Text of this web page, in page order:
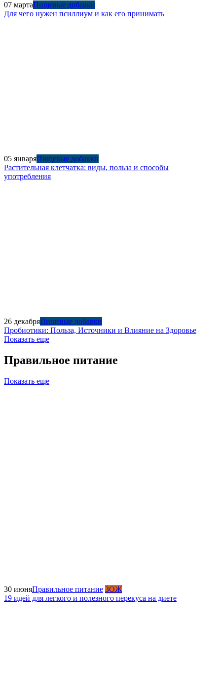
07 мартаПищевые добавки
Для чего нужен псиллиум и как его принимать
05 январяПищевые добавки
Растительная клетчатка: виды, польза и способы
употребления
26 декабряПищевые добавки
Пробиотики: Польза, Источники и Влияние на Здоровье
Показать еще
Правильное питание
Показать еще
30 июняПравильное питание ЗОЖ
19 идей для легкого и полезного перекуса на диете